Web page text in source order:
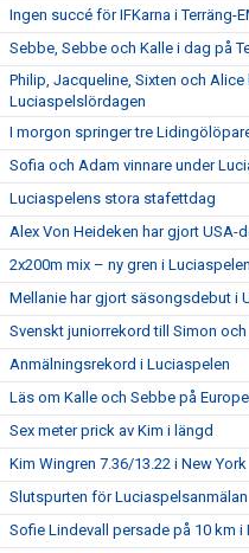
Ingen succé för IFKarna i Terräng-
Sebbe, Sebbe och Kalle i dag på
Philip, Jacqueline, Sixten och
Luciaspelslördagen
I morgon springer tre
Sofia och Adam vinnare under
Luciaspelens stora stafettdag
Alex Von Heideken har gjort USA-
2x200m mix – ny gren i Luciaspelen
Mellanie har gjort säsongsdebut i
Svenskt juniorrekord till Simon och
Anmälningsrekord i Luciaspelen
Läs om Kalle och Sebbe på
Sex meter prick av Kim i längd
Kim Wingren 7.36/13.22 i New York
Slutspurten för Luciaspelsanmälan
Sofie Lindevall persade på 10 km i